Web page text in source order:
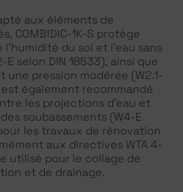
aux éléments de
COMBIDIC-1K-S protège
du sol et l’eau sans
E selon DIN 18533), ainsi que
une pression modérée (W2.1-
est également recommandé
les projections d’eau et
soubassements (W4-E
les travaux de rénovation
aux directives WTA 4-
utilisé pour le collage de
et de drainage.